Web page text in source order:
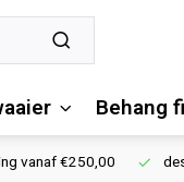
Behang
vanaf €250,00